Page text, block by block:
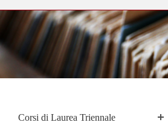
Corsi di Laurea Triennale